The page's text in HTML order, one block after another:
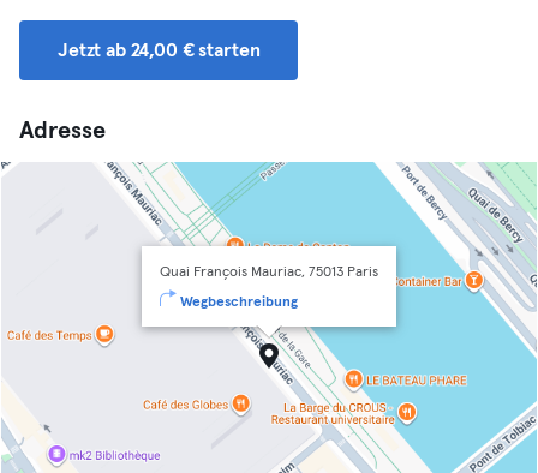
Jetzt ab 24,00 € starten
Adresse
Quai François Mauriac, 75013 Paris
Wegbeschreibung